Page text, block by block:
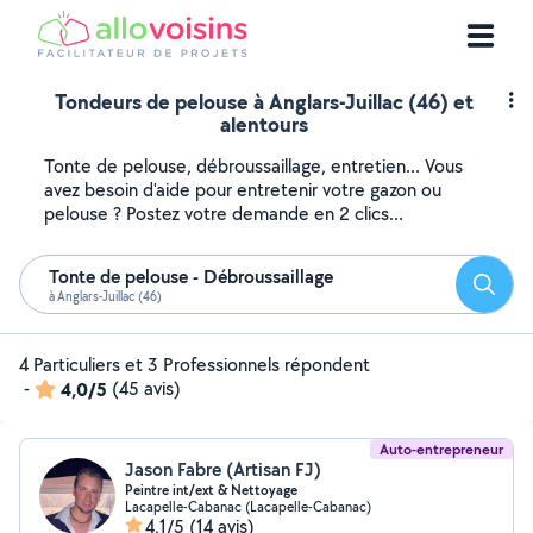
Tondeurs de pelouse à Anglars-Juillac (46) et
alentours
Tonte de pelouse, débroussaillage, entretien... Vous
avez besoin d'aide pour entretenir votre gazon ou
pelouse ? Postez votre demande en 2 clics...
Tonte de pelouse - Débroussaillage
à Anglars-Juillac (46)
4 Particuliers et 3 Professionnels répondent
-
4,0/5 (45 avis)
Auto-entrepreneur
Jason Fabre (Artisan FJ)
Peintre int/ext & Nettoyage
Lacapelle-Cabanac (Lacapelle-Cabanac)
4,1/5 (14 avis)